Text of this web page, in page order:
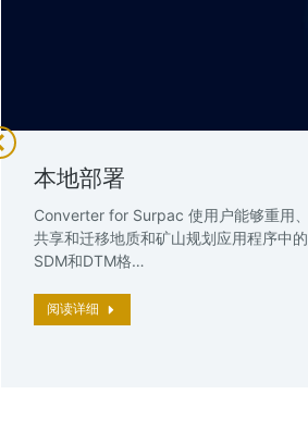
本地部署
Converter for Surpac 使用户能够重用、
共享和迁移地质和矿山规划应用程序中的
SDM和DTM格…
阅读详细